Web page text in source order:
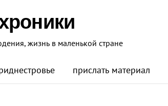
жизнь в маленькой стране
прислать материал